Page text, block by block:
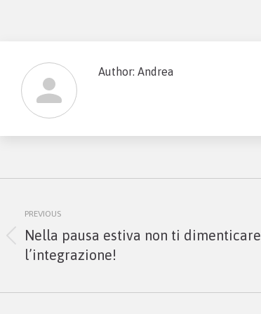
Author: Andrea
navigation
PREVIOUS
Previous
post:
Nella pausa estiva non ti dimenticare
l’integrazione!